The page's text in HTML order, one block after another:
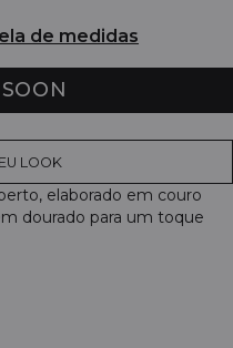
de medidas
LOOK
elaborado em couro
dourado para um toque